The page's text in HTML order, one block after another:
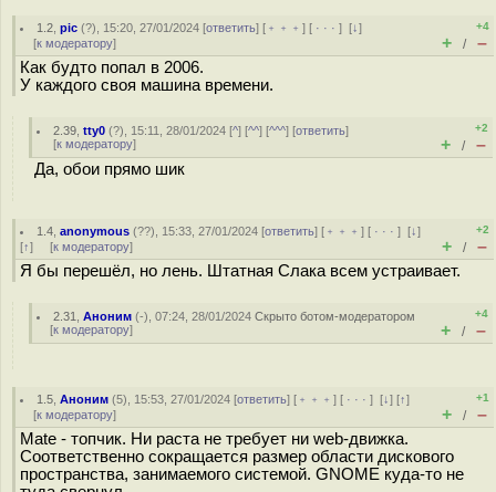
1.2 ,pic (?), 15:20, 27/01/2024 [ответить] [ ﹢﹢﹢] [ · · ·][↓]
[к модератору]
+4
+ / –
Как будто попал в 2006.
У каждого своя машина времени.
2.39 ,tty0 (?), 15:11, 28/01/2024 [^] [^^] [^^^] [ответить]
[к модератору]
+2
+ / –
Да, обои прямо шик
1.4 ,anonymous (??), 15:33, 27/01/2024 [ответить] [ ﹢﹢﹢] [ · · ·][↓]
[↑] [к модератору]
+2
+ / –
Я бы перешёл, но лень. Штатная Слака всем устраивает.
2.31 ,Аноним (-), 07:24, 28/01/2024Скрыто ботом-модератором
[к модератору]
+4
+ / –
1.5 ,Аноним (5), 15:53, 27/01/2024 [ответить] [ ﹢﹢﹢] [ · · ·][↓] [↑]
[к модератору]
+1
+ / –
Mate - топчик. Ни раста не требует ни web-движка.
Соответственно сокращается размер области дискового
пространства, занимаемого системой. GNOME куда-то не